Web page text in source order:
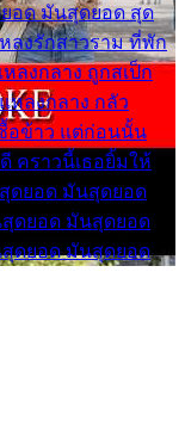
อด มันสุดยอด สุด
ลงรักสาวราม ที่พัก
ลงกลาง ถูกสเป็ก
หลงกลาง กลัว
อข้าว แต่ก่อนนั้น
ดี คราวนี้เธอยิ้มให้
ดยอด มันสุดยอด
ดยอด มันสุดยอด
ดยอด มันสุดยอด